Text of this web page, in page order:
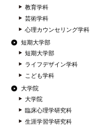
教育学科
芸術学科
心理カウンセリング学科
短期大学部
短期大学部
ライフデザイン学科
こども学科
大学院
大学院
臨床心理学研究科
生涯学習学研究科